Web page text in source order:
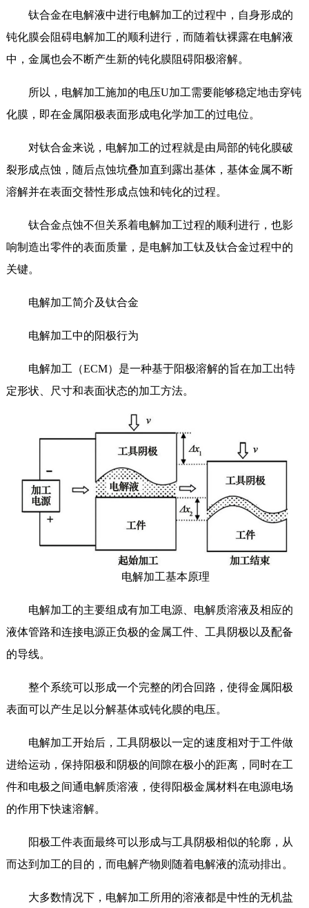
钛合金在电解液中进行电解加工的过程中，自身形成的
钝化膜会阻碍电解加工的顺利进行，而随着钛裸露在电解液
中，金属也会不断产生新的钝化膜阻碍阳极溶解。
所以，电解加工施加的电压U加工需要能够稳定地击穿钝
化膜，即在金属阳极表面形成电化学加工的过电位。
对钛合金来说，电解加工的过程就是由局部的钝化膜破
裂形成点蚀，随后点蚀坑叠加直到露出基体，基体金属不断
溶解并在表面交替性形成点蚀和钝化的过程。
钛合金点蚀不但关系着电解加工过程的顺利进行，也影
响制造出零件的表面质量，是电解加工钛及钛合金过程中的
关键。
电解加工简介及钛合金
电解加工中的阳极行为
电解加工（ECM）是一种基于阳极溶解的旨在加工出特
定形状、尺寸和表面状态的加工方法。
电解加工基本原理
电解加工的主要组成有加工电源、电解质溶液及相应的
液体管路和连接电源正负极的金属工件、工具阴极以及配备
的导线。
整个系统可以形成一个完整的闭合回路，使得金属阳极
表面可以产生足以分解基体或钝化膜的电压。
电解加工开始后，工具阴极以一定的速度相对于工件做
进给运动，保持阳极和阴极的间隙在极小的距离，同时在工
件和电极之间通电解质溶液，使得阳极金属材料在电源电场
的作用下快速溶解。
阳极工件表面最终可以形成与工具阴极相似的轮廓，从
而达到加工的目的，而电解产物则随着电解液的流动排出。
大多数情况下，电解加工所用的溶液都是中性的无机盐